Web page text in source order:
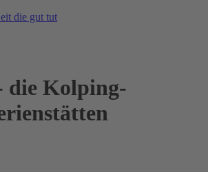
die Kolping-